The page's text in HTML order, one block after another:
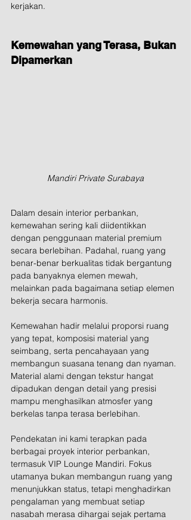
kerjakan.
Kemewahan yang Terasa, Bukan
Dipamerkan
Mandiri Private Surabaya
Dalam desain interior perbankan,
kemewahan sering kali diidentikkan
dengan penggunaan material premium
secara berlebihan. Padahal, ruang yang
benar-benar berkualitas tidak bergantung
pada banyaknya elemen mewah,
melainkan pada bagaimana setiap elemen
bekerja secara harmonis.
Kemewahan hadir melalui proporsi ruang
yang tepat, komposisi material yang
seimbang, serta pencahayaan yang
membangun suasana tenang dan nyaman.
Material alami dengan tekstur hangat
dipadukan dengan detail yang presisi
mampu menghasilkan atmosfer yang
berkelas tanpa terasa berlebihan.
Pendekatan ini kami terapkan pada
berbagai proyek interior perbankan,
termasuk VIP Lounge Mandiri. Fokus
utamanya bukan membangun ruang yang
menunjukkan status, tetapi menghadirkan
pengalaman yang membuat setiap
nasabah merasa dihargai sejak pertama